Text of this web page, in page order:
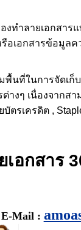
งทำลายเอกสา
อเอกสารข้อมูล
พื้นที่ในการจัดเ
ๆ เนื่องจากสา
รเครดิต ,
อกสาร
E-Mail :